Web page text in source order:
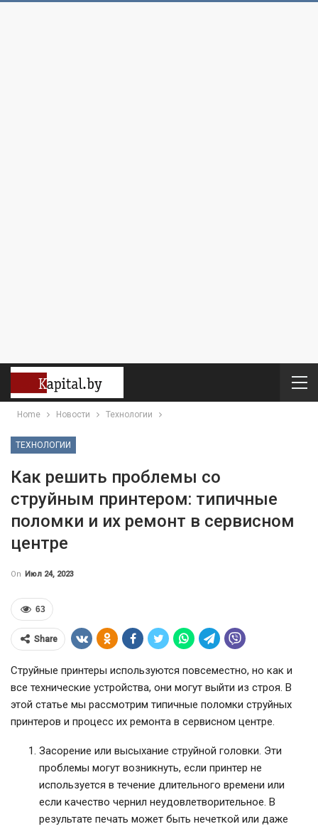
Home Новости Технологии
ТЕХНОЛОГИИ
Как решить проблемы со
струйным принтером: типичные
поломки и их ремонт в сервисном
центре
On Июл 24, 2023
63
Share
Струйные принтеры используются повсеместно, но как и
все технические устройства, они могут выйти из строя. В
этой статье мы рассмотрим типичные поломки струйных
принтеров и процесс их ремонта в сервисном центре.
Засорение или высыхание струйной головки. Эти
проблемы могут возникнуть, если принтер не
используется в течение длительного времени или
если качество чернил неудовлетворительное. В
результате печать может быть нечеткой или даже